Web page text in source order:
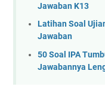
Jawaban K13
Latihan Soal
Jawaban
50 Soal IPA
Jawabannya